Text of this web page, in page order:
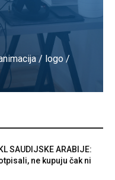
/ logo /
SAUDIJSKE ARABIJE:
ne kupuju čak ni